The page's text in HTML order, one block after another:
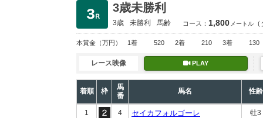
3歳未勝利
3歳 未勝利 馬齢 コース： 1,800 メートル
本賞金 （万円） 1着 520 2着 210 3着 130
レース映像 PLAY
着順 枠
馬
番
馬名 性齢
1 4 セイカフォルゴーレ 牡3